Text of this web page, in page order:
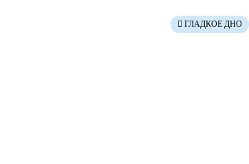
ГЛАДКОЕ ДНО